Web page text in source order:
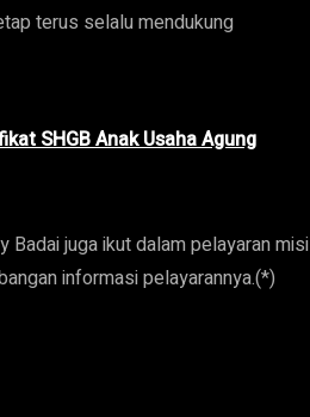
terus selalu mendukung
SHGB Anak Usaha Agung
Badai juga ikut dalam pelayaran misi
informasi pelayarannya.(*)